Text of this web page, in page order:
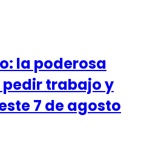
la poderosa
trabajo y
7 de agosto